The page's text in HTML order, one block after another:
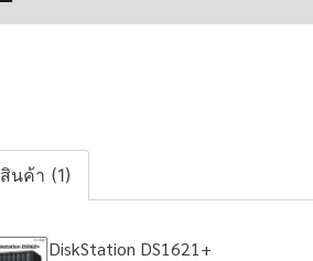
สินค้า (1)
DiskStation DS1621+